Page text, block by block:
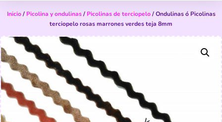
Inicio/ Picolina y ondulinas/ Picolinas de terciopelo/ Ondulinas ó Picolinas
terciopelo rosas marrones verdes teja 8mm